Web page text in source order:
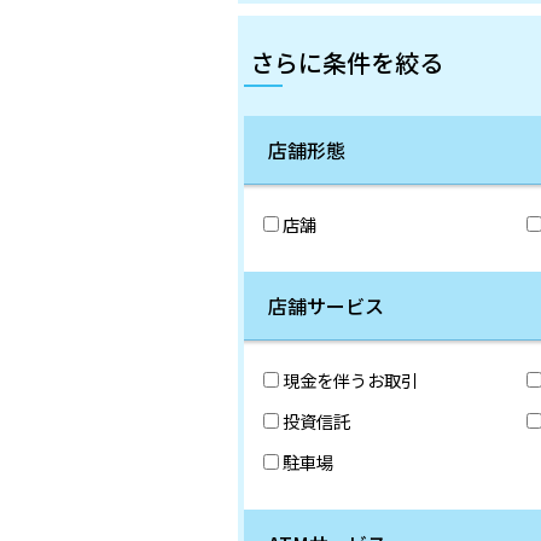
さらに条件を絞る
店舗形態
店舗
店舗サービス
現金を伴うお取引
投資信託
駐車場